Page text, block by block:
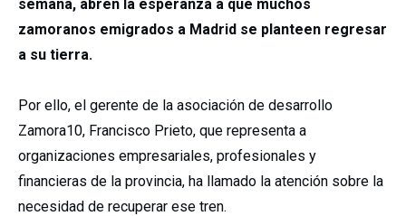
semana, abren la esperanza a que muchos
zamoranos emigrados a Madrid se planteen regresar
a su tierra.
Por ello, el gerente de la asociación de desarrollo
Zamora10, Francisco Prieto, que representa a
organizaciones empresariales, profesionales y
financieras de la provincia, ha llamado la atención sobre la
necesidad de recuperar ese tren.